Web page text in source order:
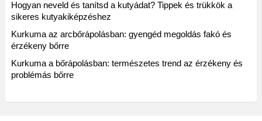
Hogyan neveld és tanítsd a kutyádat? Tippek és trükkök a
sikeres kutyakiképzéshez
Kurkuma az arcbőrápolásban: gyengéd megoldás fakó és
érzékeny bőrre
Kurkuma a bőrápolásban: természetes trend az érzékeny és
problémás bőrre